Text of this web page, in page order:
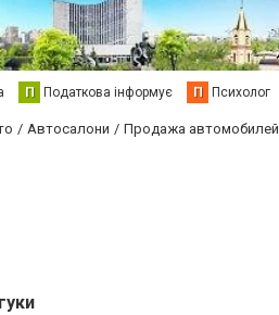
П Податкова інформує П Психолог
Автосалони Продажа автомобилей